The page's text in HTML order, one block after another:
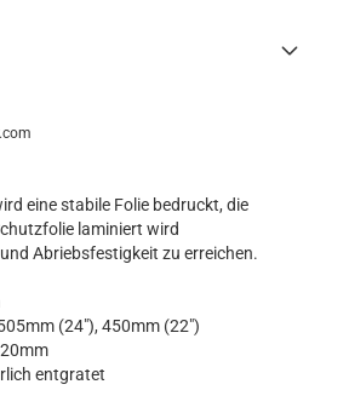
eine stabile Folie bedruckt, die
laminiert wird
Abriebsfestigkeit zu erreichen.
(24"), 450mm (22")
entgratet